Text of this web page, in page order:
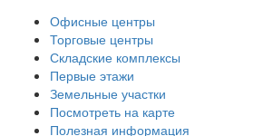
Офисные центры
Торговые центры
Складские комплексы
Первые этажи
Земельные участки
Посмотреть на карте
Полезная информация